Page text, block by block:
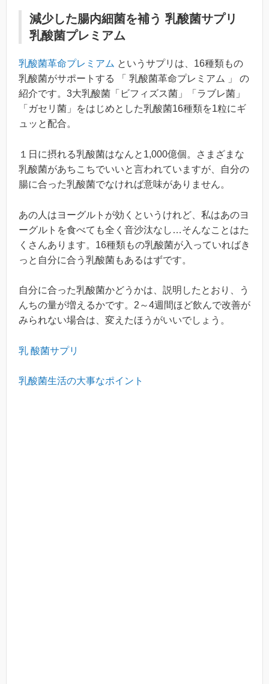
減少した腸内細菌を補う 乳酸菌サプリ
乳酸菌プレミアム
乳酸菌革命プレミアム というサプリは、16種類もの
乳酸菌がサポートする 「 乳酸菌革命プレミアム 」 の
紹介です。3大乳酸菌「ビフィズス菌」「ラブレ菌」
「ガセリ菌」をはじめとした乳酸菌16種類を1粒にギ
ュッと配合。
１日に摂れる乳酸菌はなんと1,000億個。さまざまな
乳酸菌があちこちでいいと言われていますが、自分の
腸に合った乳酸菌でなければ意味がありません。
あの人はヨーグルトが効くというけれど、私はあのヨ
ーグルトを食べても全く音沙汰なし…そんなことはた
くさんあります。16種類もの乳酸菌が入っていればき
っと自分に合う乳酸菌もあるはずです。
自分に合った乳酸菌かどうかは、説明したとおり、う
んちの量が増えるかです。2～4週間ほど飲んで改善が
みられない場合は、変えたほうがいいでしょう。
乳 酸菌サプリ
乳酸菌生活の大事なポイント